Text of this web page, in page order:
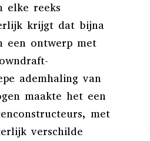
elke reeks
krijgt dat bijna
een ontwerp met
ademhaling van
maakte het een
met
verschilde